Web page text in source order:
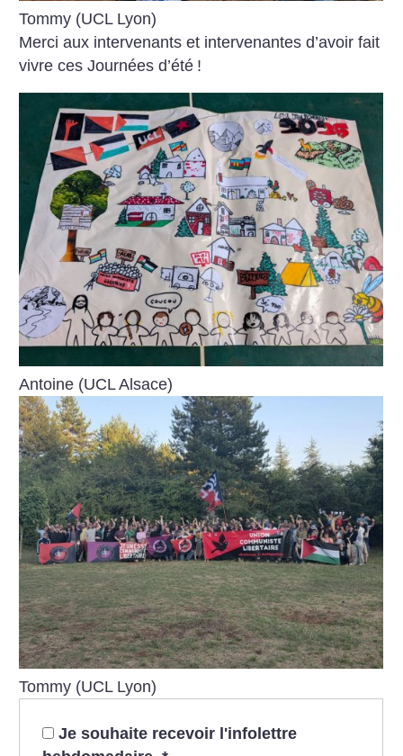
Tommy (UCL Lyon)
Merci aux intervenants et intervenantes d’avoir fait
vivre ces Journées d’été !
Antoine (UCL Alsace)
Tommy (UCL Lyon)
Je souhaite recevoir l'infolettre